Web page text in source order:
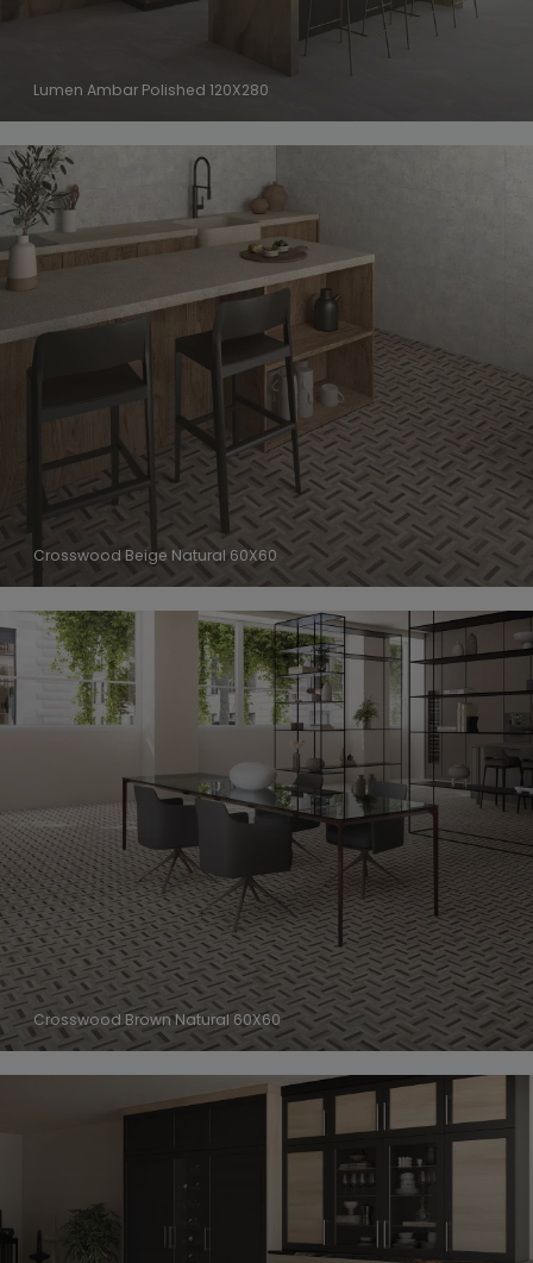
Lumen Ambar Polished 120X280
Crosswood Beige Natural 60X60
Crosswood Brown Natural 60X60